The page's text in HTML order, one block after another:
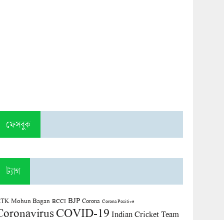
ফেসবুক
ট্যাগ
Mohun Bagan BCCI BJP Corona Corona Positive
COVID-19 Indian Cricket Team